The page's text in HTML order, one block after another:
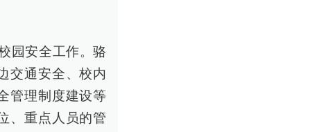
园安全工作。骆
交通安全、校内
管理制度建设等
、重点人员的管